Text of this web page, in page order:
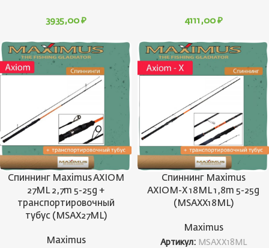
3935,00 ₽ 4111,00 ₽
Спиннинг Maximus AXIOM
27ML 2,7m 5-25g +
транспортировочный
тубус (MSAX27ML)
Maximus
Спиннинг Maximus
AXIOM-X 18ML 1,8m 5-25g
(MSAXX18ML)
Maximus
Артикул: MSAXX18ML